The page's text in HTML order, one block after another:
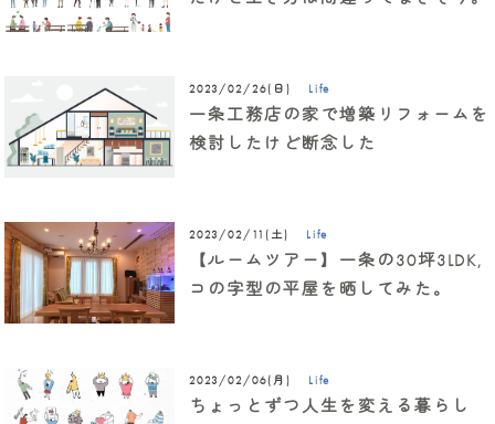
2023/02/26(日) Life
一条工務店の家で増築リフォームを
検討したけど断念した
2023/02/11(土) Life
【ルームツアー】一条の30坪3LDK,
コの字型の平屋を晒してみた。
2023/02/06(月) Life
ちょっとずつ人生を変える暮らし